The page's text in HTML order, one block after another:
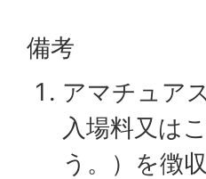
備考
アマチュア
入場料又は
う。）を徴